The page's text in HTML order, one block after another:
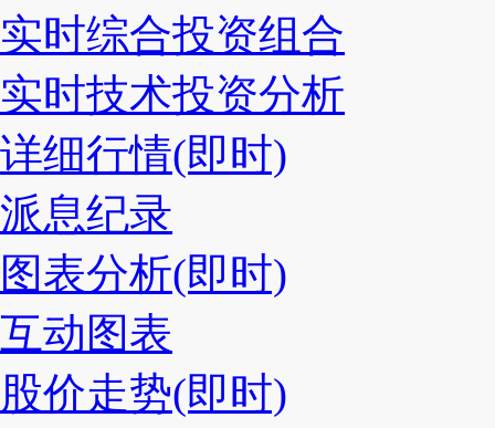
实时综合投资组合
实时技术投资分析
详细行情(即时)
派息纪录
图表分析(即时)
互动图表
股价走势(即时)